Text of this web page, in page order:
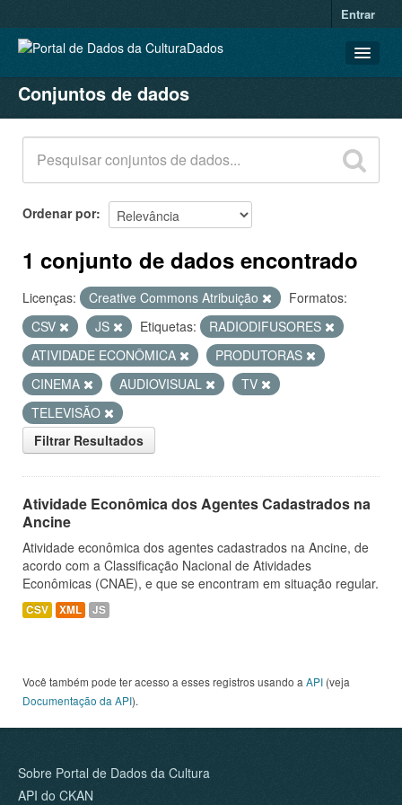
Entrar
CONJUNTOS DE DADOS
ORGANIZAÇÕES
GRUPOS
SOBRE
Conjuntos de dados
Ordenar por
1 conjunto de dados encontrado
Licenças: Creative Commons Atribuição
Formatos:
CSV
JS Etiquetas:
RADIODIFUSORES
ATIVIDADE ECONÔMICA
PRODUTORAS
CINEMA
AUDIOVISUAL
TV
TELEVISÃO
Filtrar Resultados
Atividade Econômica dos Agentes Cadastrados na
Ancine
Atividade econômica dos agentes cadastrados na Ancine, de
acordo com a Classificação Nacional de Atividades
Econômicas (CNAE), e que se encontram em situação regular.
CSV XML JS
Você também pode ter acesso a esses registros usando a API (veja
Documentação da API).
Sobre Portal de Dados da Cultura
API do CKAN